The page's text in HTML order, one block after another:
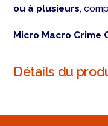
ou à plusieurs,
Micro Macro Crime
Détails du